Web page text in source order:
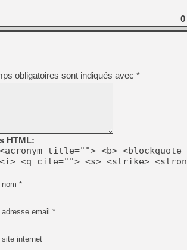
[Mo5] Deux inédits du
[GK] Le beat'em up The
[GK] Endless Legend 2 :
[LS] [PS5] Le WebKit
[GK] Oubliez Crazy Taxi,
[LS] [Switch] NSZ 5.0.0
[GK] No More Room in
[GK] Un chatbot Atelier
[GK] Mémoire cash -
[GK] Nvidia : le prix des
[GK] Suikoden Star Leap
[Mo5] La mini borne
0
obligatoires sont indiqués avec *
HTML:
title=""> <b> <blockquote
<q cite=""> <s> <strike>
nom *
adresse email *
site internet